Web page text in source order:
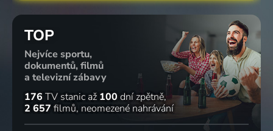
TOP
Nejvíce sportu,
dokumentů, filmů
a televizní zábavy
176 TV stanic až 100 dní zpětně
2 657 filmů neomezené nahrávání